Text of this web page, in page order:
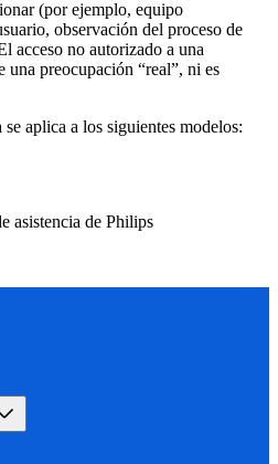
(por ejemplo, equipo
observación del proceso de
acceso no autorizado a una
preocupación “real”, ni es
aplica a los siguientes modelos:
asistencia de Philips